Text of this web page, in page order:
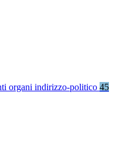
organi indirizzo-politico 45